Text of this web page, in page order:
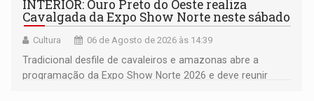
INTERIOR: Ouro Preto do Oeste realiza
Cavalgada da Expo Show Norte neste sábado
Cultura 06 de Agosto de 2026 às 14:39
Tradicional desfile de cavaleiros e amazonas abre a
programação da Expo Show Norte 2026 e deve reunir